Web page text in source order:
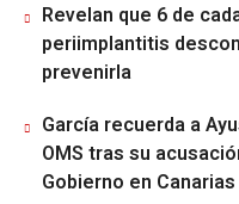
Revelan que 6 de
periimplantitis
prevenirla
García recuerda a
OMS tras su
Gobierno en Canarias